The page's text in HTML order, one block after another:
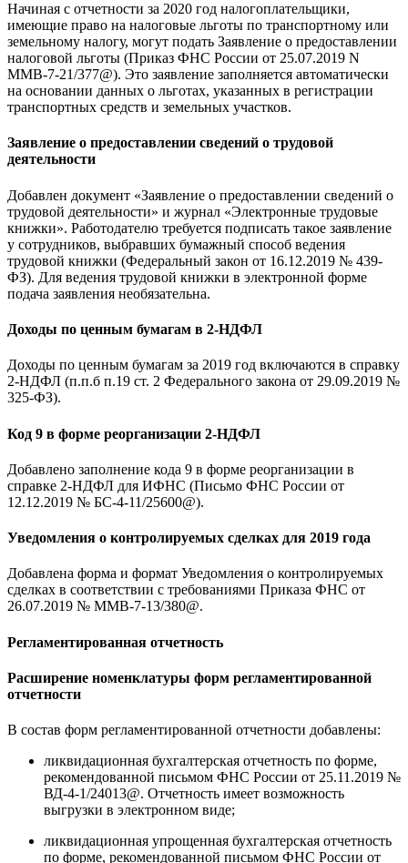
Начиная с отчетности за 2020 год налогоплательщики,
имеющие право на налоговые льготы по транспортному или
земельному налогу, могут подать Заявление о предоставлении
налоговой льготы (Приказ ФНС России от 25.07.2019 N
ММВ-7-21/377@). Это заявление заполняется автоматически
на основании данных о льготах, указанных в регистрации
транспортных средств и земельных участков.
Заявление о предоставлении сведений о трудовой
деятельности
Добавлен документ «Заявление о предоставлении сведений о
трудовой деятельности» и журнал «Электронные трудовые
книжки». Работодателю требуется подписать такое заявление
у сотрудников, выбравших бумажный способ ведения
трудовой книжки (Федеральный закон от 16.12.2019 № 439-
ФЗ). Для ведения трудовой книжки в электронной форме
подача заявления необязательна.
Доходы по ценным бумагам в 2-НДФЛ
Доходы по ценным бумагам за 2019 год включаются в справку
2-НДФЛ (п.п.б п.19 ст. 2 Федерального закона от 29.09.2019 №
325-ФЗ).
Код 9 в форме реорганизации 2-НДФЛ
Добавлено заполнение кода 9 в форме реорганизации в
справке 2-НДФЛ для ИФНС (Письмо ФНС России от
12.12.2019 № БС-4-11/25600@).
Уведомления о контролируемых сделках для 2019 года
Добавлена форма и формат Уведомления о контролируемых
сделках в соответствии с требованиями Приказа ФНС от
26.07.2019 № ММВ-7-13/380@.
Регламентированная отчетность
Расширение номенклатуры форм регламентированной
отчетности
В состав форм регламентированной отчетности добавлены:
ликвидационная бухгалтерская отчетность по форме,
рекомендованной письмом ФНС России от 25.11.2019 №
ВД-4-1/24013@. Отчетность имеет возможность
выгрузки в электронном виде;
ликвидационная упрощенная бухгалтерская отчетность
по форме, рекомендованной письмом ФНС России от